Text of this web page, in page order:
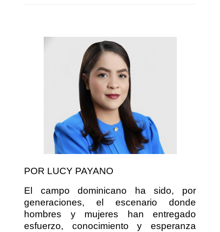
POR LUCY PAYANO
El campo dominicano ha sido, por
generaciones, el escenario donde
hombres y mujeres han entregado
esfuerzo, conocimiento y esperanza